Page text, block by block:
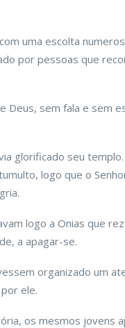
uma escolta
por pessoas que
Deus, sem fala e sem
glorificado seu
logo que o
logo a Onias que
a apagar-se.
organizado um
ele.
os mesmos jovens